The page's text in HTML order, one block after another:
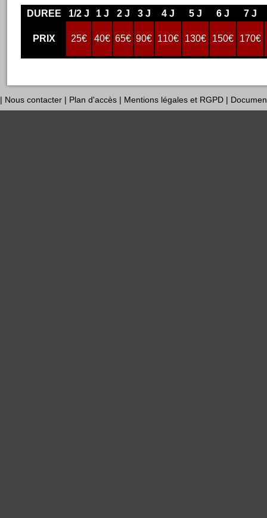
DUREE 1/2 J 1 J 2 J 3 J 4 J 5 J 6 J 7 J
PRIX 25€ 40€ 65€ 90€ 110€ 130€ 150€ 170€
| Nous contacter | Plan d'accès | Mentions légales et RGPD |